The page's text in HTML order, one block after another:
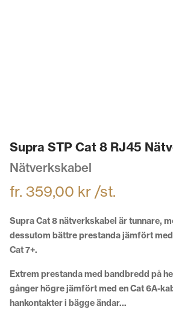
Supra STP Cat 8 RJ45
Nätverkskabel
fr. 359,00 kr /st.
Supra Cat 8 nätverkskabel är tunnare,
dessutom bättre prestanda jämfört
Cat 7+.
Extrem prestanda med bandbredd på
gånger högre jämfört med en Cat 6A-
hankontakter i bägge ändar…